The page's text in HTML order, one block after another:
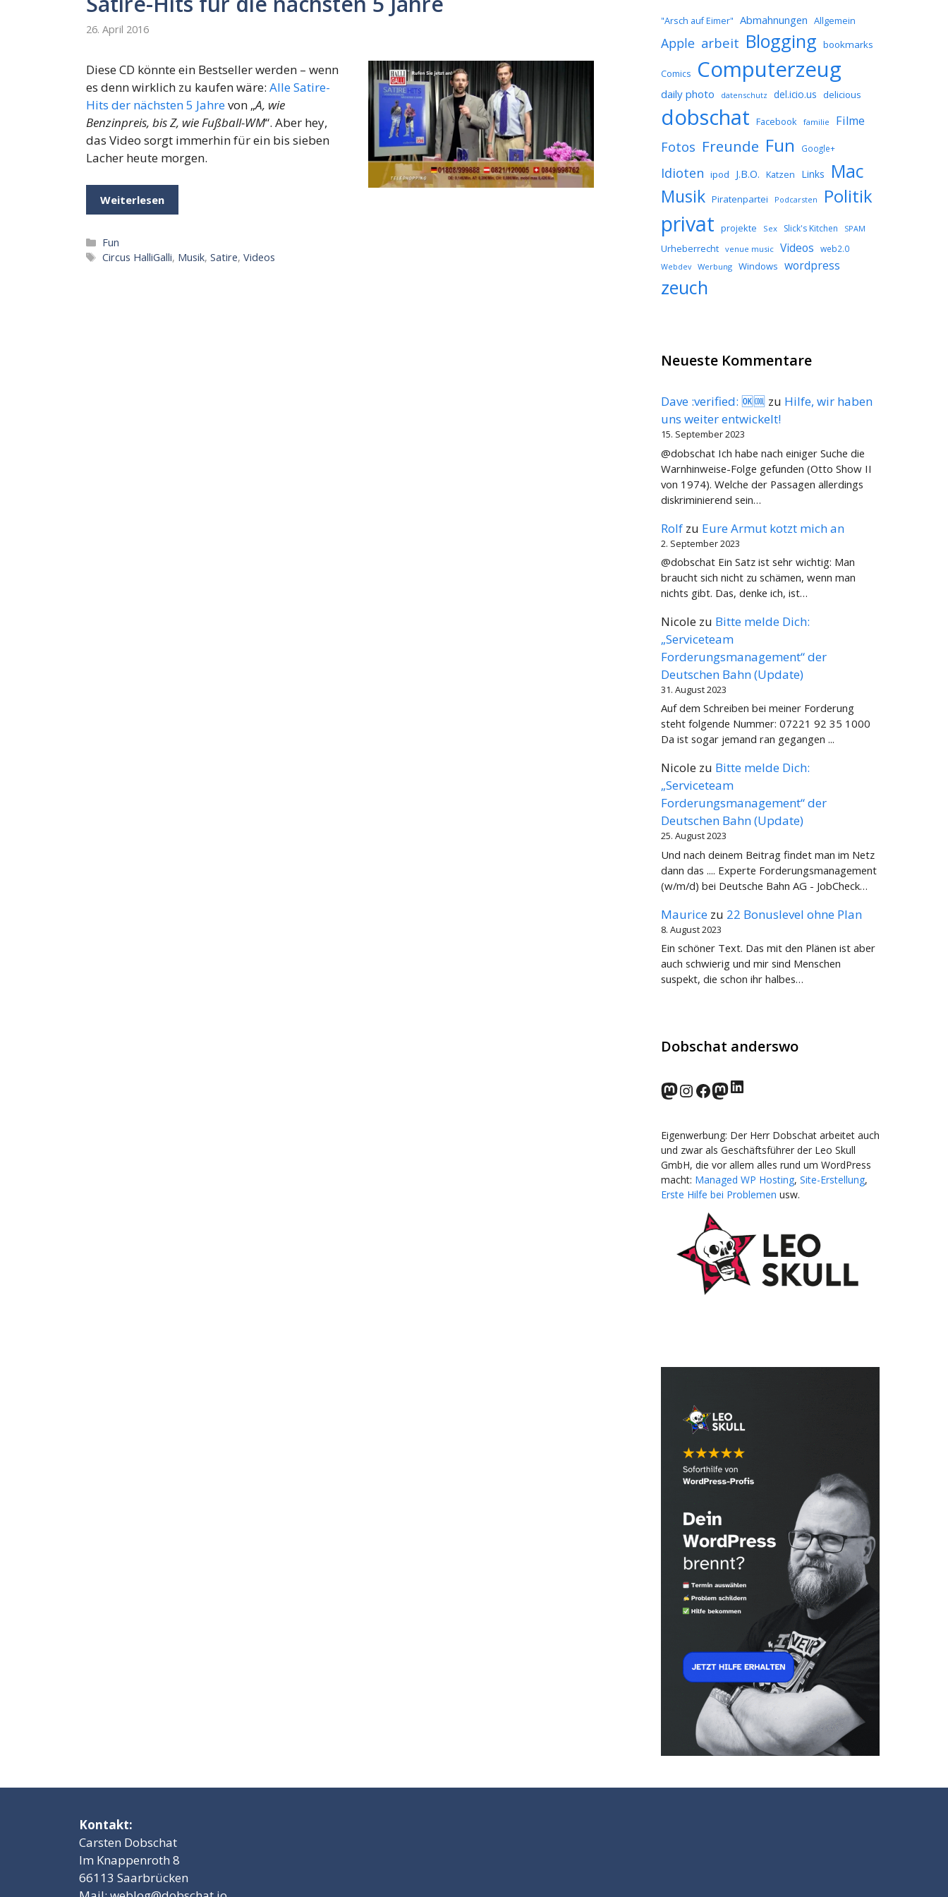
26. April 2016
Diese CD könnte ein Bestseller werden – wenn
es denn wirklich zu kaufen wäre: Alle Satire-
Hits der nächsten 5 Jahrevon „A, wie
Benzinpreis, bis Z, wie Fußball-WM“. Aber hey,
das Video sorgt immerhin für ein bis sieben
Lacher heute morgen.
Weiterlesen
Kategorien
Fun
Schlagwörter
Circus HalliGalli, Musik,Satire,Videos
"Arsch auf Eimer" Abmahnungen Allgemein
Apple arbeit Blogging bookmarks
Comics Computerzeug
daily photo datenschutz del.icio.us delicious
dobschat Facebook familie Filme
Fotos Freunde Fun Google+
Idioten ipod J.B.O. Katzen Links Mac
Musik Piratenpartei Podcarsten Politik
privat projekte Sex Slick's Kitchen SPAM
Urheberrecht venue music Videos web2.0
Webdev Werbung Windows wordpress
zeuch
Neueste Kommentare
Dave :verified: 🆗🆒 zu Hilfe, wir haben
uns weiter entwickelt!
15. September 2023
@dobschat Ich habe nach einiger Suche die
Warnhinweise-Folge gefunden (Otto Show II
von 1974). Welche der Passagen allerdings
diskriminierend sein…
Rolf zu Eure Armut kotzt mich an
2. September 2023
@dobschat Ein Satz ist sehr wichtig: Man
braucht sich nicht zu schämen, wenn man
nichts gibt. Das, denke ich, ist…
Nicole zu Bitte melde Dich:
„Serviceteam
Forderungsmanagement“ der
Deutschen Bahn (Update)
31. August 2023
Auf dem Schreiben bei meiner Forderung
steht folgende Nummer: 07221 92 35 1000
Da ist sogar jemand ran gegangen ...
Nicole zu Bitte melde Dich:
„Serviceteam
Forderungsmanagement“ der
Deutschen Bahn (Update)
25. August 2023
Und nach deinem Beitrag findet man im Netz
dann das .... Experte Forderungsmanagement
(w/m/d) bei Deutsche Bahn AG - JobCheck…
Maurice zu 22 Bonuslevel ohne Plan
8. August 2023
Ein schöner Text. Das mit den Plänen ist aber
auch schwierig und mir sind Menschen
suspekt, die schon ihr halbes…
Dobschat anderswo
norden.social
Instagram
Facebook
wp-punks.social
LinkedIn
Eigenwerbung: Der Herr Dobschat arbeitet auch
und zwar als Geschäftsführer der Leo Skull
GmbH, die vor allem alles rund um WordPress
macht: Managed WP Hosting, Site-Erstellung,
Erste Hilfe bei Problemen usw.
Kontakt:
Carsten Dobschat
Im Knappenroth 8
66113 Saarbrücken